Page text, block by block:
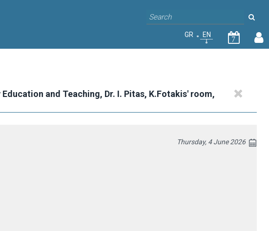
GR EN
7
and Teaching, Dr. I. Pitas, K.Fotakis' room,
Thursday, 4 June 2026